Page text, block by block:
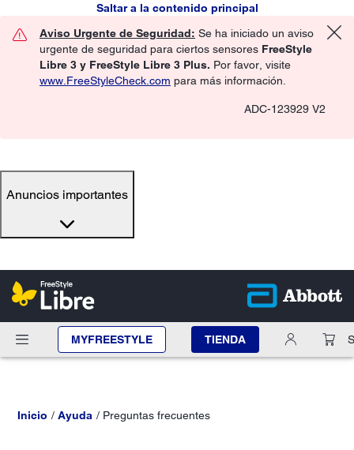
Saltar a la contenido principal
Aviso Urgente de Seguridad: Se ha iniciado un aviso
urgente de seguridad para ciertos sensores FreeStyle
Libre 3 y FreeStyle Libre 3 Plus. Por favor, visite
www.FreeStyleCheck.com para más información.
ADC-123929 V2
Anuncios importantes
MYFREESTYLE TIENDA
Inicio Ayuda Preguntas frecuentes